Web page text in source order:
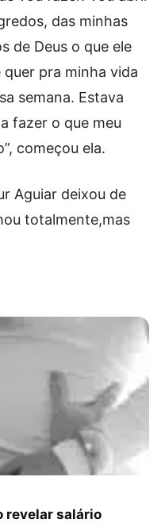
das minhas
de Deus o que ele
pra minha vida
semana. Estava
fazer o que meu
começou ela.
Aguiar deixou de
totalmente,mas
revelar salário